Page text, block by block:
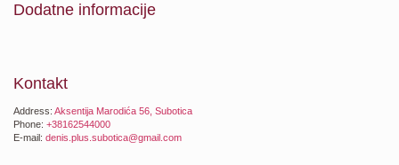
Dodatne informacije
Kontakt
Address: Aksentija Marodića 56, Subotica
Phone: +38162544000
E-mail: denis.plus.subotica@gmail.com